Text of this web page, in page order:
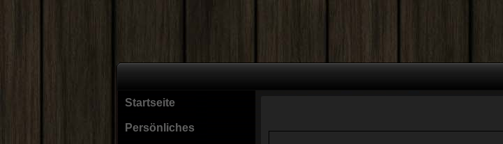
Startseite
Persönliches